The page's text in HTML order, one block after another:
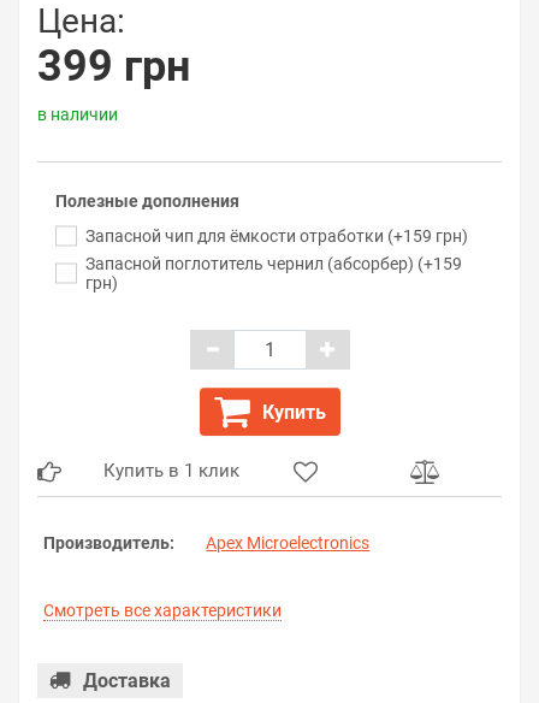
Цена:
399 грн
в наличии
Полезные дополнения
Запасной чип для ёмкости отработки (+159 грн)
Запасной поглотитель чернил (абсорбер) (+159
грн)
Купить
Купить в 1 клик
Производитель: Apex Microelectronics
Смотреть все характеристики
Доставка